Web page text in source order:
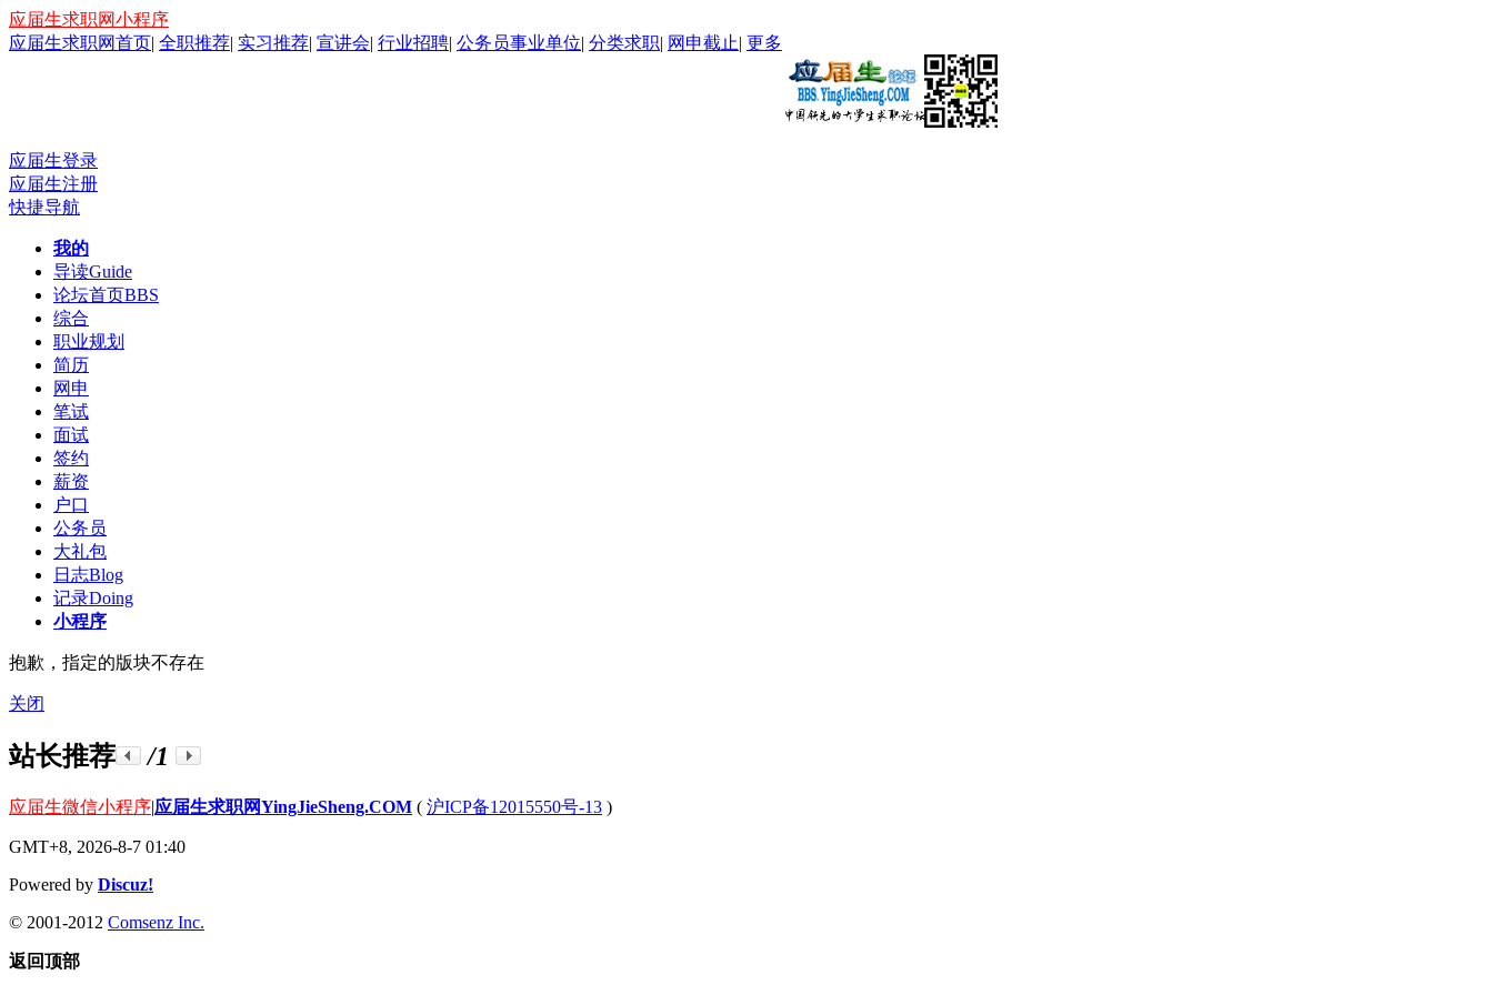
应届生求职网小程序
应届生求职网首页| 全职推荐| 实习推荐| 宣讲会| 行业招聘| 公务员事业单位| 分类求职| 网申截止| 更多
应届生登录
应届生注册
快捷导航
我的
导读Guide
论坛首页BBS
综合
职业规划
简历
网申
笔试
面试
签约
薪资
户口
公务员
大礼包
日志Blog
记录Doing
小程序
抱歉，指定的版块不存在
关闭
站长推荐 /1
应届生微信小程序|应届生求职网YingJieSheng.COM ( 沪ICP备12015550号-13 )
GMT+8, 2026-8-7 01:40
Powered by Discuz!
© 2001-2012 Comsenz Inc.
返回顶部